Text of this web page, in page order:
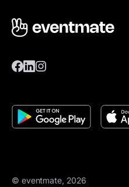
© eventmate, 2026